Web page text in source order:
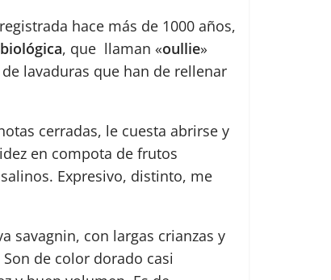
hace más de 1000 años,
, que llaman «oullie»
lavaduras que han de rellenar
cerradas, le cuesta abrirse y
en compota de frutos
Expresivo, distinto, me
savagnin, con largas crianzas y
de color dorado casi